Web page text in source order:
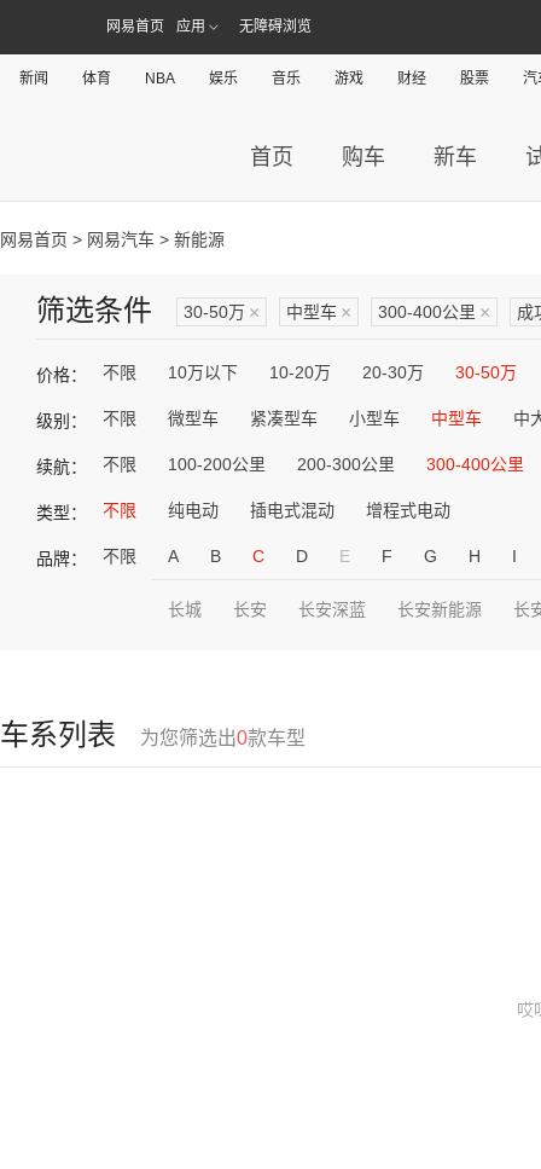
网易首页 应用 无障碍浏览
新闻 体育 NBA 娱乐 音乐 游戏 财经 股票 汽
首页 购车 新车
网易首页 > 网易汽车 > 新能源
筛选条件 30-50万 × 中型车 × 300-400公里 × 成
价格： 不限 10万以下 10-20万 20-30万 30-50万
级别： 不限 微型车 紧凑型车 小型车 中型车 中
续航： 不限 100-200公里 200-300公里 300-400公里
类型： 不限 纯电动 插电式混动 增程式电动
品牌： 不限 A B C D E F G H I
长城 长安 长安深蓝 长安新能源 长
车系列表 为您筛选出0款车型
哎